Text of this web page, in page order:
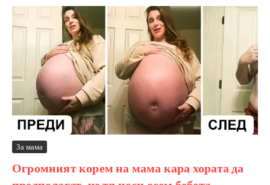
За мама
Огромният корем на мама кара хората да